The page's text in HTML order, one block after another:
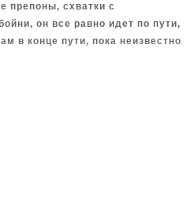
препоны, схватки с
он все равно идет по пути,
в конце пути, пока неизвестно